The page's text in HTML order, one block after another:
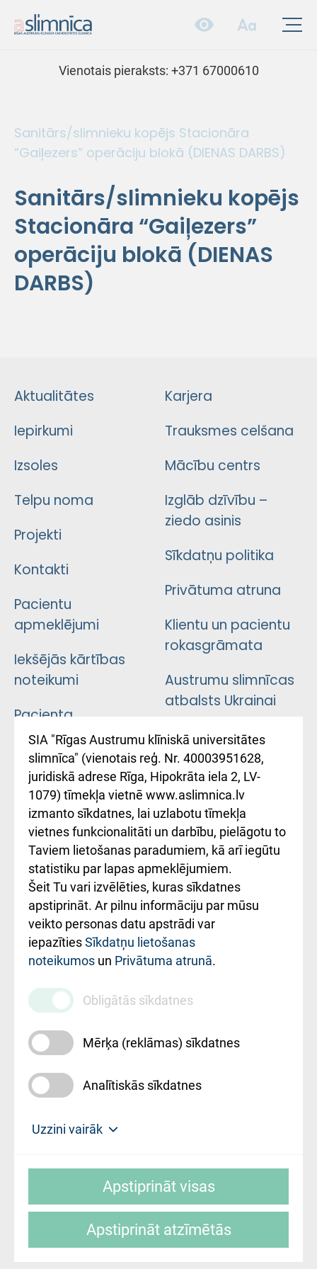
Vienotais pieraksts: +371 67000610
Sanitārs/slimnieku kopējs Stacionāra
“Gaiļezers” operāciju blokā (DIENAS DARBS)
Sanitārs/slimnieku kopējs
Stacionāra “Gaiļezers”
operāciju blokā (DIENAS
DARBS)
Aktualitātes
Iepirkumi
Izsoles
Telpu noma
Projekti
Kontakti
Pacientu
apmeklējumi
Iekšējās kārtības
noteikumi
Pacienta
atsauksmju/sūdzību
iesniegšanas
kārtība
Kā pie mums nokļūt
Rēķinu apmaksas
ceļvedis
Rekvizīti un
ārstniecības
iestādes kods
010000234
Maksas
pakalpojumu
cenrādis
Karjera
Trauksmes celšana
Mācību centrs
Izglāb dzīvību –
ziedo asinis
Sīkdatņu politika
Privātuma atruna
Klientu un pacientu
rokasgrāmata
Austrumu slimnīcas
atbalsts Ukrainai
Підтримка Східної
лікарні та співпраця з
Україною
Mājas lapas izstrāde:
SIA "Rīgas Austrumu klīniskā universitātes
slimnīca" (vienotais reģ. Nr. 40003951628,
juridiskā adrese Rīga, Hipokrāta iela 2, LV-
1079) tīmekļa vietnē www.aslimnica.lv
izmanto sīkdatnes, lai uzlabotu tīmekļa
vietnes funkcionalitāti un darbību, pielāgotu to
Taviem lietošanas paradumiem, kā arī iegūtu
statistiku par lapas apmeklējumiem.
Šeit Tu vari izvēlēties, kuras sīkdatnes
apstiprināt. Ar pilnu informāciju par mūsu
veikto personas datu apstrādi var
iepazītiesSīkdatņu lietošanas
noteikumos un Privātuma atrunā.
Obligātās sīkdatnes
Mērķa (reklāmas) sīkdatnes
Analītiskās sīkdatnes
Uzzini vairāk
slimnīca, turpmāk – Pārzinis, sīkdatņu
sīkdatņu izmantošanas nosacījumiem.
Apstiprināt visas
Apstiprināt atzīmētās